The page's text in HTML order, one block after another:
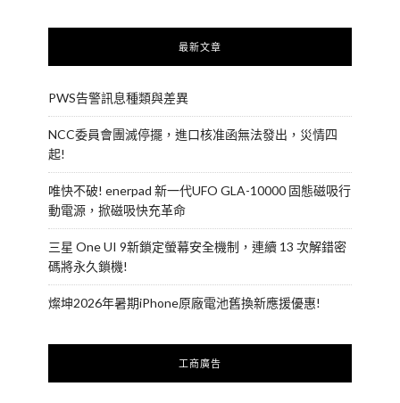
最新文章
PWS告警訊息種類與差異
NCC委員會團滅停擺，進口核准函無法發出，災情四
起!
唯快不破! enerpad 新一代UFO GLA-10000 固態磁吸行
動電源，掀磁吸快充革命
三星 One UI 9新鎖定螢幕安全機制，連續 13 次解錯密
碼將永久鎖機!
燦坤2026年暑期iPhone原廠電池舊換新應援優惠!
工商廣告